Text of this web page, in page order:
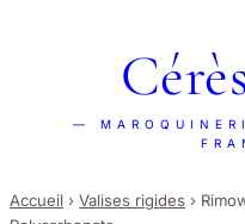
—
Accueil › Valises rigides ›